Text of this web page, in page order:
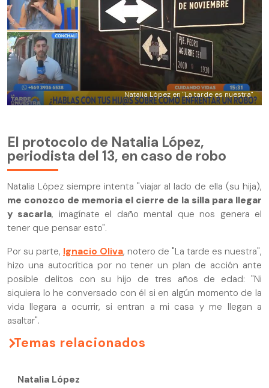
Natalia López en "La tarde es nuestra"
El protocolo de Natalia López,
periodista del 13, en caso de robo
Natalia López siempre intenta "viajar al lado de ella (su hija),
me conozco de memoria el cierre de la silla para llegar
y sacarla, imagínate el daño mental que nos genera el
tener que pensar esto".
Por su parte, Ignacio Oliva, notero de "La tarde es nuestra",
hizo una autocrítica por no tener un plan de acción ante
posible delitos con su hijo de tres años de edad: "Ni
siquiera lo he conversado con él si en algún momento de la
vida llegara a ocurrir, si entran a mi casa y me llegan a
asaltar".
Temas relacionados
Natalia López